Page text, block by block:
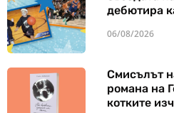
дебютира
06/08/2026
Смисълът
романа на
котките